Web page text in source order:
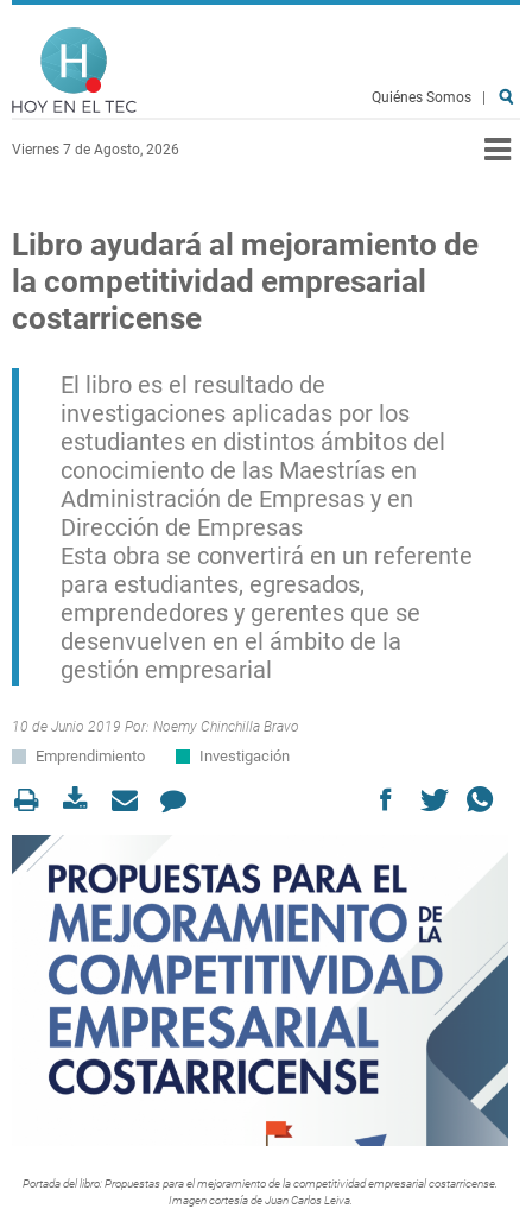
Pasar al contenido principal
Viernes 7 de Agosto, 2026
Quiénes Somos
Libro ayudará al mejoramiento de
la competitividad empresarial
costarricense
El libro es el resultado de
investigaciones aplicadas por los
estudiantes en distintos ámbitos del
conocimiento de las Maestrías en
Administración de Empresas y en
Dirección de Empresas
Esta obra se convertirá en un referente
para estudiantes, egresados,
emprendedores y gerentes que se
desenvuelven en el ámbito de la
gestión empresarial
10 de Junio 2019 Por: Noemy Chinchilla Bravo
Emprendimiento Investigación
Portada del libro: Propuestas para el mejoramiento de la competitividad empresarial costarricense.
Imagen cortesía de Juan Carlos Leiva.